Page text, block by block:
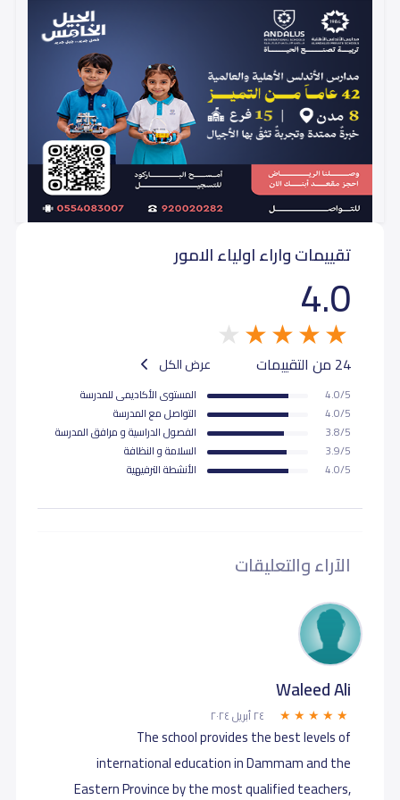
أول متوسط (Grade 7) 17,050
ثاني متوسط (Grade 8) 16,050
ثالث متوسط (Grade 9) 16,050
16,050
تقييمات واراء اولياء الامور
4.0
24 من التقييمات عرض الكل
4.0/5
المستوى اﻷكاديمى للمدرسة
4.0/5
التواصل مع المدرسة
3.8/5
الفصول الدراسية و مرافق المدرسة
3.9/5
السلامة و النظافة
4.0/5
اﻷنشطة الترفيهية
الآراء والتعليقات
Waleed Ali
٢٤ أبريل ٢٠٢٤
The school provides the best levels of
international education in Dammam and the
Eastern Province by the most qualified teachers,